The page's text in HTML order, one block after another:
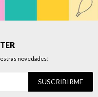
novedades!
SUSCRIBIRME